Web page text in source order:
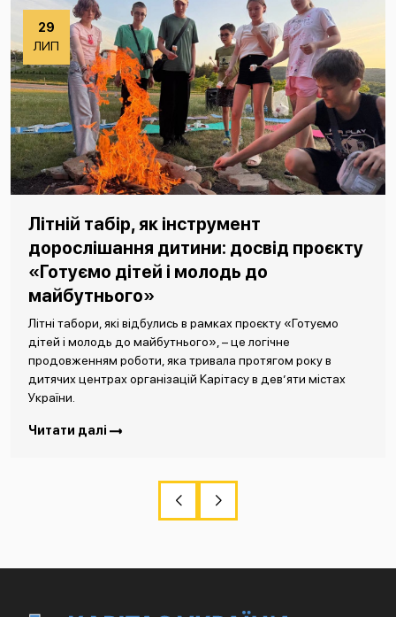
29
ЛИП
Літній табір, як інструмент
дорослішання дитини: досвід проєкту
«Готуємо дітей і молодь до
майбутнього»
Літні табори, які відбулись в рамках проєкту «Готуємо
дітей і молодь до майбутнього», – це логічне
продовженням роботи, яка тривала протягом року в
дитячих центрах організацій Карітасу в дев’яти містах
України.
Читати далі